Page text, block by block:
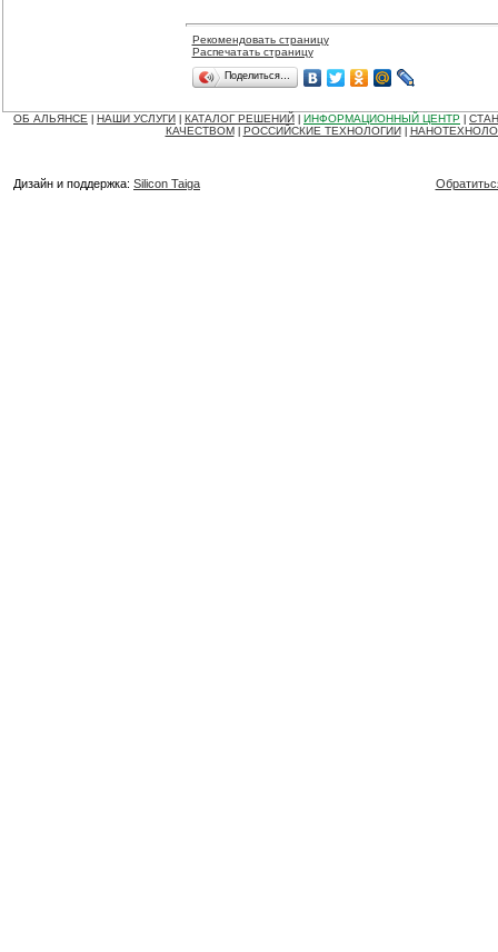
Рекомендовать страницу
Распечатать страницу
Поделиться…
ОБ АЛЬЯНСЕ НАШИ УСЛУГИ КАТАЛОГ РЕШЕНИЙ ИНФОРМАЦИОННЫЙ ЦЕНТР
КАЧЕСТВОМ
РОССИЙСКИЕ ТЕХНОЛОГИИ
Дизайн и поддержка: Silicon Taiga